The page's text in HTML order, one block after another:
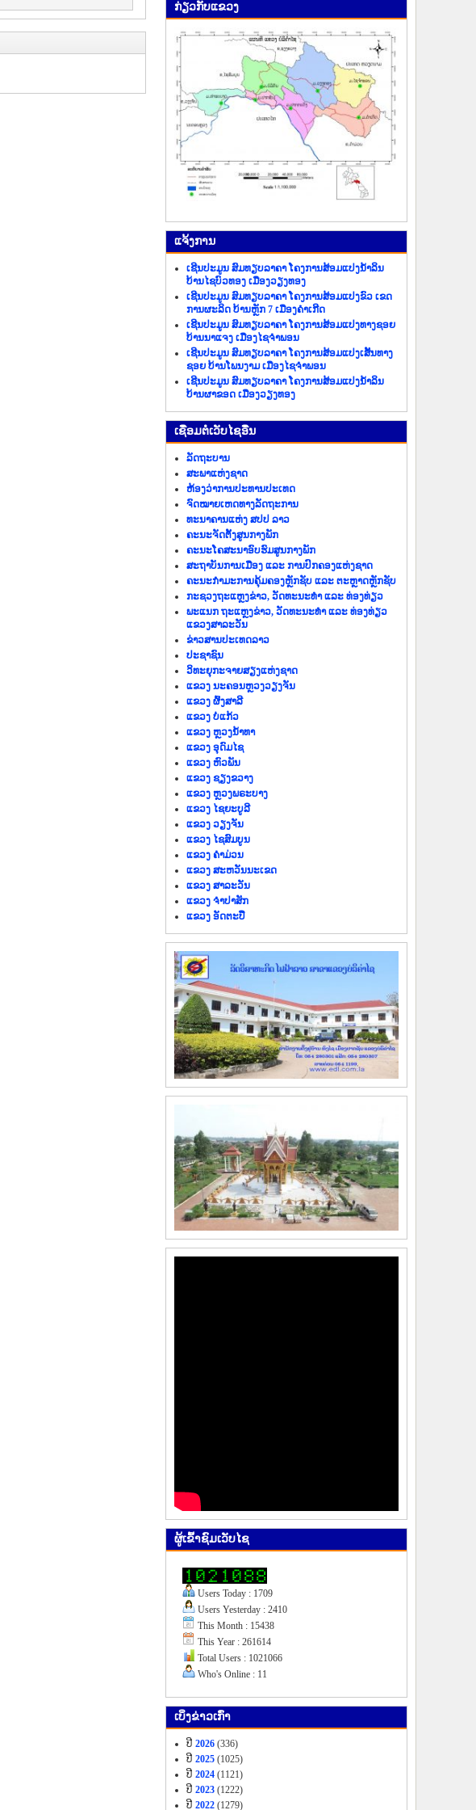
ກ່ຽວ​ກັບ​ແຂວງ
ແຈ້ງ​ການ
ເຊີນປະມູນ ສົມທຽບລາຄາ ໂຄງການສ້ອມແປງນ້ຳລິນ
ບ້ານໄຊບົວທອງ ເມືອງວຽງທອງ
ເຊີນປະມູນ ສົມທຽບລາຄາ ໂຄງການສ້ອມແປງຂົວ ເຂດ
ການຜະລິດ ບ້ານຫຼັກ 7 ເມືອງຄຳເກີດ
ເຊີນປະມູນ ສົມທຽບລາຄາ ໂຄງການສ້ອມແປງທາງຊອຍ
ບ້ານນາແຈງ ເມືອງໄຊຈຳພອນ
ເຊີນປະມູນ ສົມທຽບລາຄາ ໂຄງການສ້ອມແປງເສັ້ນທາງ
ຊອຍ ບ້ານໂພນງາມ ເມືອງໄຊຈຳພອນ
ເຊີນປະມູນ ສົມທຽບລາຄາ ໂຄງການສ້ອມແປງນ້ຳລິນ
ບ້ານຜາຂອດ ເມືອງວຽງທອງ
​ເຊື່ອມ​ຕໍ່​ເວັບ​ໄຊ​ອື່ນ
ລັດ​ຖະ​ບານ
ສະພາແຫ່ງຊາດ
ຫ້ອງວ່າການປະທານປະເທດ
ຈົດໝາຍເຫດທາງລັດຖະການ
ທະນາຄານແຫ່ງ ສປປ ລາວ
ຄະນະຈັດຕັ້ງສູນກາງພັກ
ຄະນະໂຄສະນາອົບຮົມສູນກາງພັກ
ສະຖາບັນການເມືອງ ແລະ ການປົກຄອງແຫ່ງຊາດ
ຄະນະ​ກຳມະການ​ຄຸ້ມ​ຄອງ​ຫຼັກ​ຊັບ ແລະ ຕະຫຼາດຫຼັກຊັບ
ກະຊວງຖະແຫຼງຂ່າວ, ວັດທະນະທຳ ແລະ ທ່ອງທ່ຽວ
ພະແນກ ຖະແຫຼງຂ່າວ, ວັດທະນະທຳ ແລະ ທ່ອງທ່ຽວ
ແຂວງສາລະວັນ
ຂ່າວ​ສານ​ປະ​ເທດ​ລາວ
ປະ​ຊາ​ຊົນ
ວິທະຍຸກະຈາຍສຽງແຫ່ງຊາດ
ແຂວງ ນະ​ຄອນຫຼວງວຽງ​ຈັນ
ແຂວງ ຜົ້ງ​ສາ​ລີ
ແຂວງ ບໍ່​ແກ້ວ
ແຂວງ ຫຼວງນໍ້າທາ
ແຂວງ ອຸດົມໄຊ
ແຂວງ ຫົວພັນ
ແຂວງ ຊຽງຂວາງ
ແຂວງ ຫຼວງພຣະບາງ
ແຂວງ ໄຊຍະບູລີ
ແຂວງ ວຽງຈັນ
ແຂວງ ໄຊສົມບູນ
ແຂວງ ຄຳມ່ວນ
ແຂວງ ສະຫວັນນະເຂດ
ແຂວງ ສາລະວັນ
ແຂວງ ຈຳປາສັກ
ແຂວງ ອັດຕະປື
ຜູ້​ເຂົ້າ​ຊົມ​ເວັບ​ໄຊ
Users Today : 1709
Users Yesterday : 2410
This Month : 15438
This Year : 261614
Total Users : 1021066
Who's Online : 11
ເບິ່ງ​ຂ່າວ​ເກົ່າ
ປີ 2026 (336)
ປີ 2025 (1025)
ປີ 2024 (1121)
ປີ 2023 (1222)
ປີ 2022 (1279)